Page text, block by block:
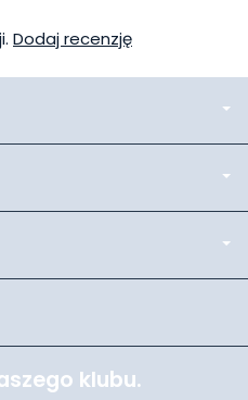
Dodaj recenzję
klubu.